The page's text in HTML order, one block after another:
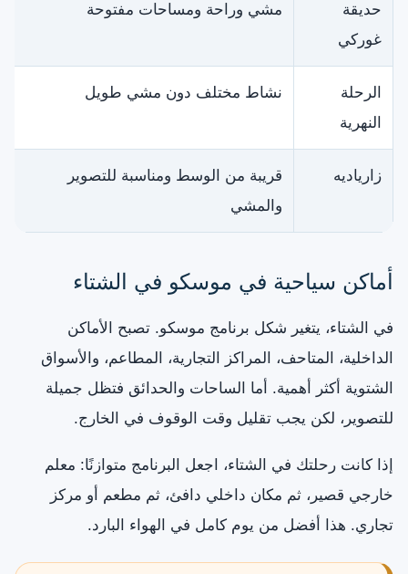
حديقة
غوركي
مشي وراحة ومساحات مفتوحة
الرحلة
النهرية
نشاط مختلف دون مشي طويل
زارياديه
قريبة من الوسط ومناسبة للتصوير
والمشي
أماكن سياحية في موسكو في الشتاء
في الشتاء، يتغير شكل برنامج موسكو. تصبح الأماكن
الداخلية، المتاحف، المراكز التجارية، المطاعم، والأسواق
الشتوية أكثر أهمية. أما الساحات والحدائق فتظل جميلة
للتصوير، لكن يجب تقليل وقت الوقوف في الخارج.
إذا كانت رحلتك في الشتاء، اجعل البرنامج متوازنًا: معلم
خارجي قصير، ثم مكان داخلي دافئ، ثم مطعم أو مركز
تجاري. هذا أفضل من يوم كامل في الهواء البارد.